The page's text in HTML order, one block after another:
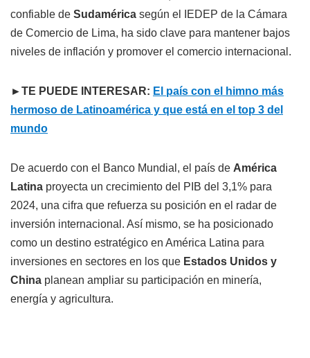
confiable de Sudamérica según el IEDEP de la Cámara
de Comercio de Lima, ha sido clave para mantener bajos
niveles de inflación y promover el comercio internacional.
►TE PUEDE INTERESAR: El país con el himno más
hermoso de Latinoamérica y que está en el top 3 del
mundo
De acuerdo con el Banco Mundial, el país de América
Latina proyecta un crecimiento del PIB del 3,1% para
2024, una cifra que refuerza su posición en el radar de
inversión internacional. Así mismo, se ha posicionado
como un destino estratégico en América Latina para
inversiones en sectores en los que Estados Unidos y
China planean ampliar su participación en minería,
energía y agricultura.